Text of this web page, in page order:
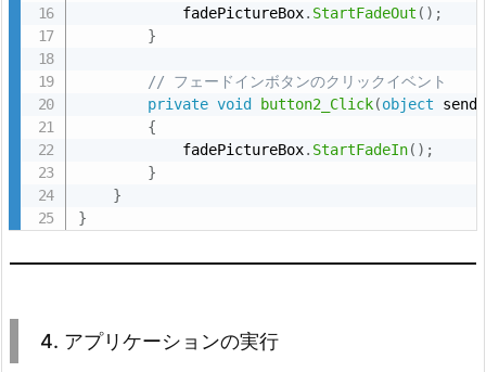
            fadePictureBox
. StartFadeOut ( ) ;
}
// フェードインボタンのクリックイベント
private void button2_Click(object
{
            fadePictureBox
. StartFadeIn( ) ;
}
}
}
4. アプリケーションの実行